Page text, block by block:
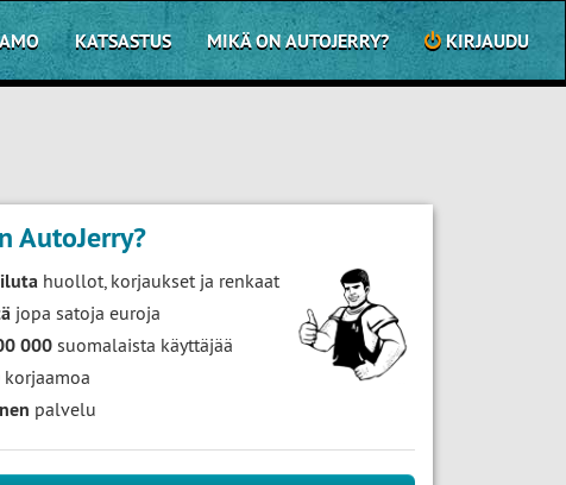
KATSASTUS MIKÄ ON AUTOJERRY? KIRJAUDU
AutoJerry?
huollot, korjaukset ja renkaat
jopa satoja euroja
000suomalaista käyttäjää
korjaamoa
palvelu